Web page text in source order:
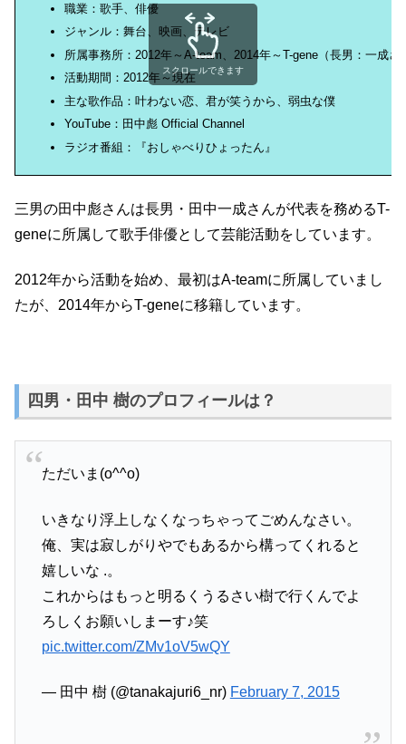
職業：歌手、俳優
ジャンル：舞台、映画、テレビ
所属事務所：2012年～A-team、2014年～T-gene（長男：一成さ
活動期間：2012年～現在
主な歌作品：叶わない恋、君が笑うから、弱虫な僕
YouTube：田中彪 Official Channel
ラジオ番組：『おしゃべりひょったん』
スクロールできます
三男の田中彪さんは長男・田中一成さんが代表を務めるT-
geneに所属して歌手俳優として芸能活動をしています。
2012年から活動を始め、最初はA-teamに所属していまし
たが、2014年からT-geneに移籍しています。
四男・田中 樹のプロフィールは？
ただいま(o^^o)
いきなり浮上しなくなっちゃってごめんなさい。
俺、実は寂しがりやでもあるから構ってくれると
嬉しいな .。
これからはもっと明るくうるさい樹で行くんでよ
ろしくお願いしまーす♪笑
pic.twitter.com/ZMv1oV5wQY
— 田中 樹 (@tanakajuri6_nr) February 7, 2015